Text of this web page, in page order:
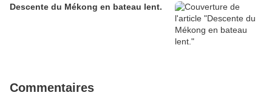
Descente du Mékong en bateau lent.
Commentaires